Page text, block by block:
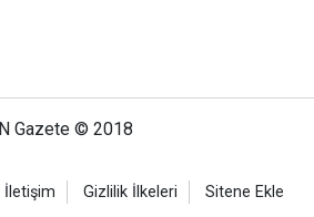
N Gazete © 2018
İletişim Gizlilik İlkeleri Sitene Ekle